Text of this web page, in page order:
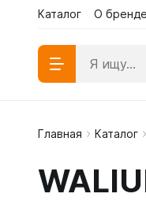
Каталог О бренде
Главная Каталог